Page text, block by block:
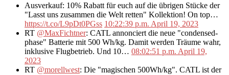
Ausverkauf: 10% Rabatt für euch auf die übrigen Stücke der
"Lasst uns zusammen die Welt retten" Kollektion! On top…
https://t.co/L9pDt0PGss 10:22:39 p.m. April 19, 2023
RT @MaxFichtner: CATL annonciert die neue "condensed-
phase" Batterie mit 500 Wh/kg. Damit werden Träume wahr,
inklusive Flugbetrieb. Und 10… 08:02:51 p.m. April 19,
2023
RT @morellwest: Die "magischen 500Wh/kg". CATL ist der